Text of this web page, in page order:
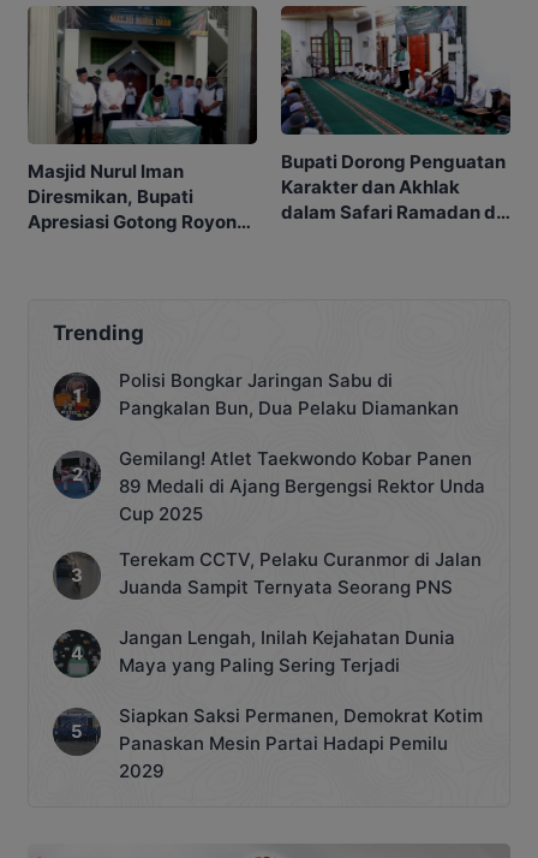
Masjid Nurul Iman
Diresmikan, Bupati
Apresiasi Gotong Royong
Bupati Dorong Penguatan
Karakter dan Akhlak
dalam Safari Ramadan di
Trending
Polisi Bongkar Jaringan Sabu di
Pangkalan Bun, Dua Pelaku Diamankan
Gemilang! Atlet Taekwondo Kobar Panen
89 Medali di Ajang Bergengsi Rektor Unda
Cup 2025
Terekam CCTV, Pelaku Curanmor di Jalan
Juanda Sampit Ternyata Seorang PNS
Jangan Lengah, Inilah Kejahatan Dunia
Maya yang Paling Sering Terjadi
Siapkan Saksi Permanen, Demokrat Kotim
Panaskan Mesin Partai Hadapi Pemilu
2029